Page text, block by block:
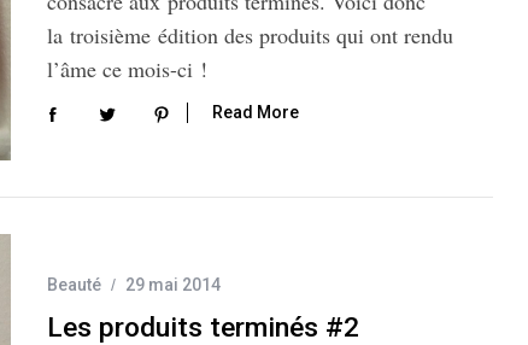
la troisième édition des produits qui ont rendu
l’âme ce mois-ci !
Read More
Beauté 29 mai 2014
Les produits terminés #2